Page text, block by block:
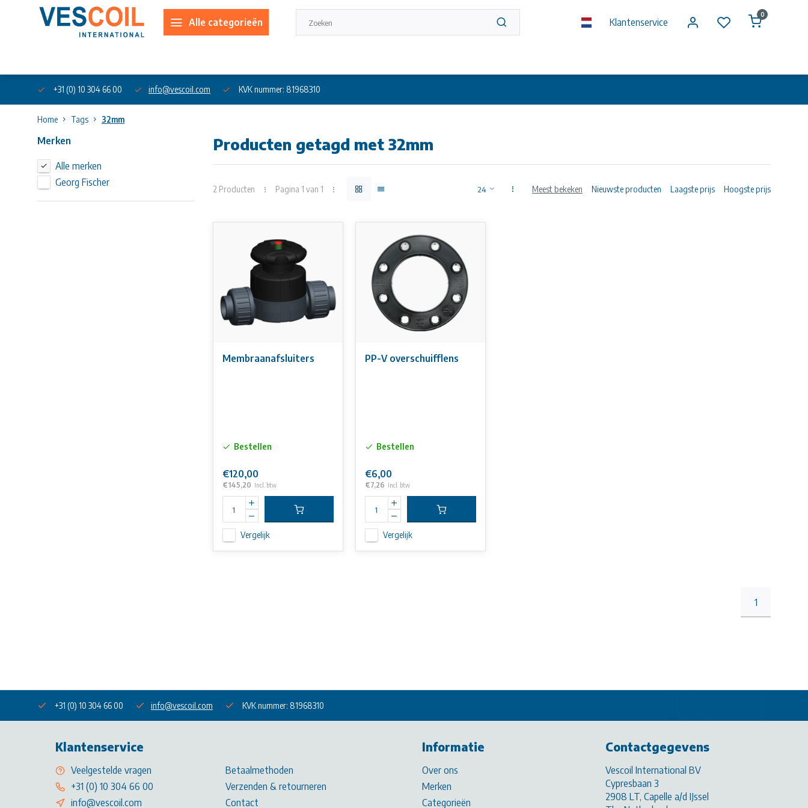
Alle categorieën Klantenservice
0
+31 (0) 10 304 66 00 info@vescoil.com KVK nummer: 81968310
Home Tags 32mm
Merken
Alle merken
Georg Fischer
Producten getagd met 32mm
2 Producten Pagina 1 van 1 Meest bekeken Nieuwste producten Laagste prijs Hoogste prijs
Membraanafsluiters
Bestellen
€120,00
€145,20 Incl. btw
Vergelijk
PP-V overschuifflens
Bestellen
€6,00
€7,26 Incl. btw
Vergelijk
1
+31 (0) 10 304 66 00 info@vescoil.com KVK nummer: 81968310
Klantenservice
Veelgestelde vragen
+31 (0) 10 304 66 00
info@vescoil.com
Betaalmethoden
Verzenden & retourneren
Contact
Informatie
Over ons
Merken
Categorieën
Contactgegevens
Vescoil International BV
Cypresbaan 3
2908 LT, Capelle a/d IJssel